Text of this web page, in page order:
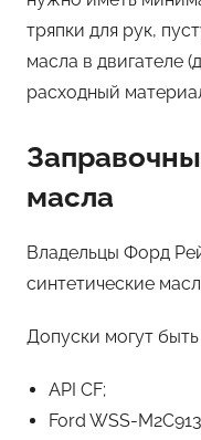
тряпки для рук,
масла в двигателе
расходный
масла
Владельцы Форд
синтетические
Допуски могут
API CF;
Ford WSS-